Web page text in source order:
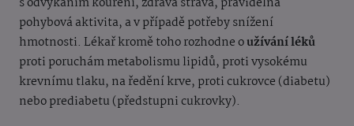
pohybová aktivita, a v případě potřeby snížení
hmotnosti. Lékař kromě toho rozhodne oužívání léků
proti poruchám metabolismu lipidů, proti vysokému
krevnímu tlaku, na ředění krve, proti cukrovce (diabetu)
nebo prediabetu (předstupni cukrovky).